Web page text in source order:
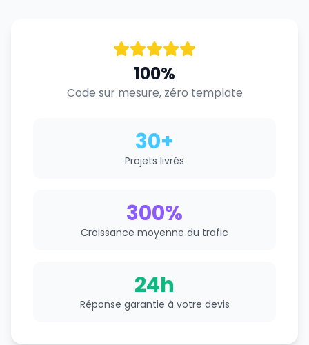
100%
Code sur mesure, zéro template
30+
Projets livrés
300%
Croissance moyenne du trafic
24h
Réponse garantie à votre devis